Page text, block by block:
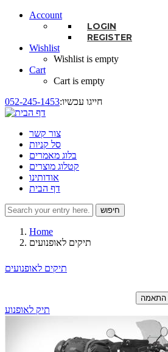
Account
LOGIN
REGISTER
Wishlist
Wishlist is empty
Cart
Cart is empty
052-245-1453 :חייגו עכשיו
צור קשר
סל קניות
בלוג מאמרים
קטלוג מוצרים
אודותינו
דף הבית
חיפוש
Home
תיקים לאופנועים
תיקים לאופנועים
תיק לאופנוע